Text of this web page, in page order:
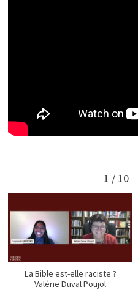
1 / 10
La Bible est-elle raciste ?
Valérie Duval Poujol